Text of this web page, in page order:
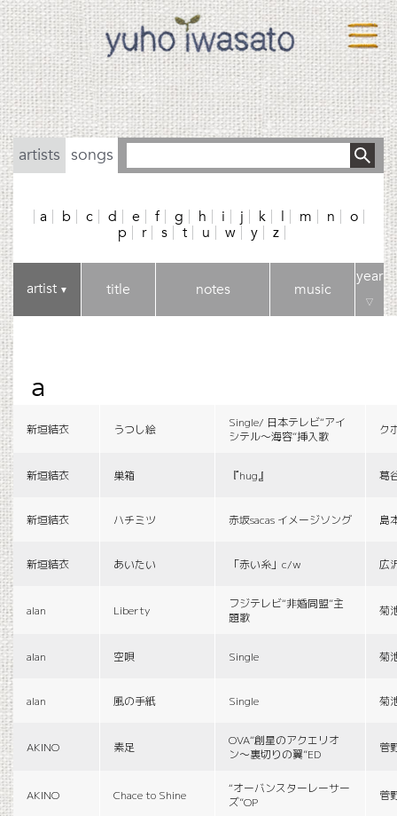
artists songs
a b c d e f g h i j k l m n
o
p
r s t u w y z
artist▼ title notes music
year
▽
a
新垣結衣 うつし絵
Single/ 日本テレビ“アイ
シテル〜海容”挿入歌
ク
新垣結衣 巣箱 『hug』 葛
新垣結衣 ハチミツ 赤坂sacas イメージソング 島
新垣結衣 あいたい 「赤い糸」c/w 広
alan Liberty
フジテレビ“非婚同盟”主
題歌
菊
alan 空唄 Single 菊
alan 風の手紙 Single 菊
AKINO 素足
OVA“創星のアクエリオ
ン〜裏切りの翼”ED
菅
AKINO Chace to Shine
“オーバンスターレーサー
ズ”OP
菅